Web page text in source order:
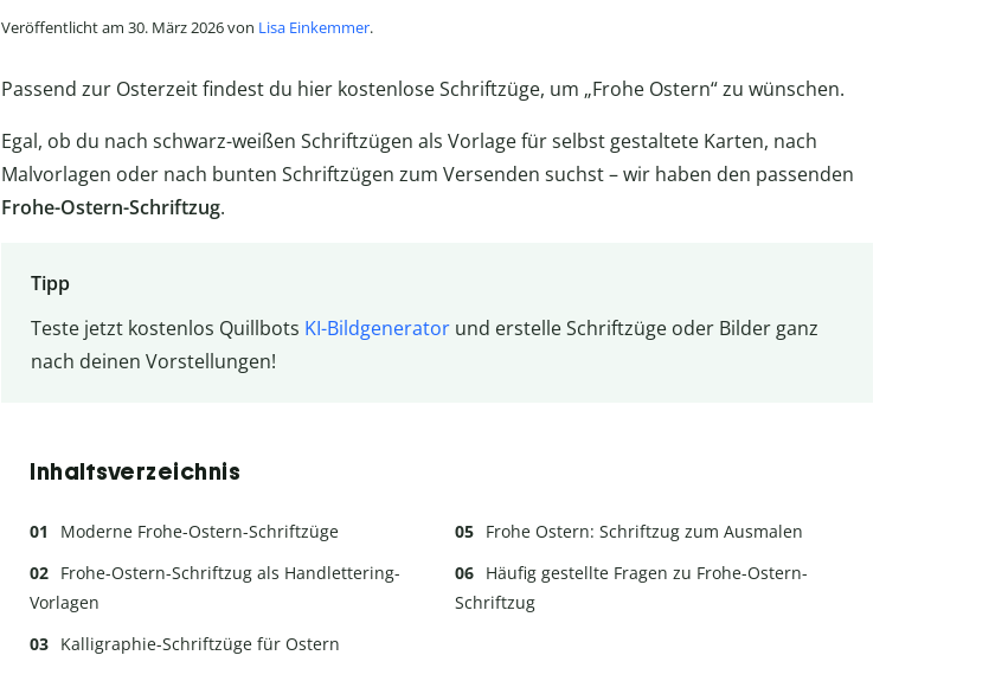
Veröffentlicht am 30. März 2026 von Lisa Einkemmer.
Passend zur Osterzeit findest du hier kostenlose Schriftzüge, um „Frohe Ostern“ zu wünschen.
Egal, ob du nach schwarz-weißen Schriftzügen als Vorlage für selbst gestaltete Karten, nach
Malvorlagen oder nach bunten Schriftzügen zum Versenden suchst – wir haben den passenden
Frohe-Ostern-Schriftzug.
Tipp
Teste jetzt kostenlos Quillbots KI-Bildgeneratorund erstelle Schriftzüge oder Bilder ganz
nach deinen Vorstellungen!
Inhaltsverzeichnis
Moderne Frohe-Ostern-Schriftzüge
Frohe-Ostern-Schriftzug als Handlettering-
Vorlagen
Kalligraphie-Schriftzüge für Ostern
Frohe Ostern: Schriftzug zum Ausmalen
Häufig gestellte Fragen zu Frohe-Ostern-
Schriftzug